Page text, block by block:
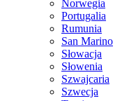
Norwegia
Portugalia
Rumunia
San Marino
Słowacja
Słowenia
Szwajcaria
Szwecja